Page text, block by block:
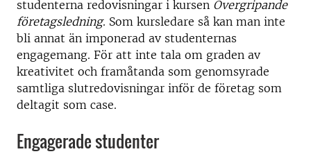
studenterna redovisningar i kursen Övergripande
företagsledning. Som kursledare så kan man inte
bli annat än imponerad av studenternas
engagemang. För att inte tala om graden av
kreativitet och framåtanda som genomsyrade
samtliga slutredovisningar inför de företag som
deltagit som case.
Engagerade studenter